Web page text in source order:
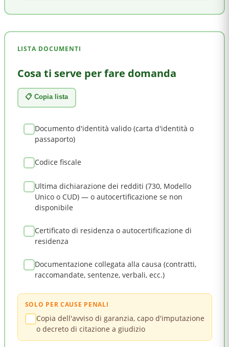
LISTA DOCUMENTI
Cosa ti serve per fare domanda
📋 Copia lista
Documento d'identità valido (carta d'identità o
passaporto)
Codice fiscale
Ultima dichiarazione dei redditi (730, Modello
Unico o CUD) — o autocertificazione se non
disponibile
Certificato di residenza o autocertificazione di
residenza
Documentazione collegata alla causa (contratti,
raccomandate, sentenze, verbali, ecc.)
SOLO PER CAUSE PENALI
Copia dell'avviso di garanzia, capo d'imputazione
o decreto di citazione a giudizio